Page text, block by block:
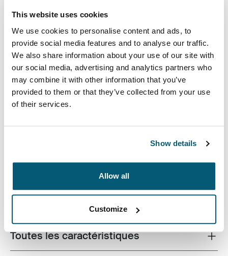
This website uses cookies
We use cookies to personalise content and ads, to
provide social media features and to analyse our traffic.
We also share information about your use of our site with
our social media, advertising and analytics partners who
may combine it with other information that you’ve
provided to them or that they’ve collected from your use
of their services.
Show details
Allow all
Customize
Case Logic Evolution Backpack Noir (selected)
Que ce soit pour vous rendre au boulot au quotidien ou
pour un court séjour, faites confiance à ces sacs dont la
ses fonctions pratiques idéales pour la vie de tous les
Toggle features
Toutes les caractéristiques